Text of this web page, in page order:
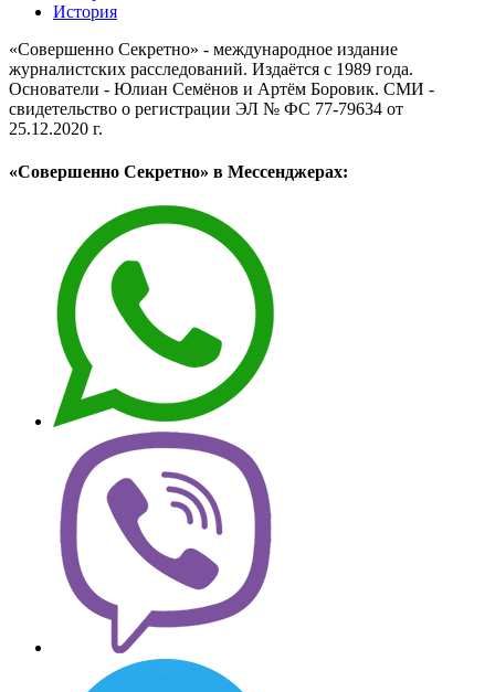
История
«Совершенно Секретно» - международное издание
журналистских расследований. Издаётся с 1989 года.
Основатели - Юлиан Семёнов и Артём Боровик. CМИ -
свидетельство о регистрации ЭЛ № ФС 77-79634 от
25.12.2020 г.
«Совершенно Секретно» в Мессенджерах: